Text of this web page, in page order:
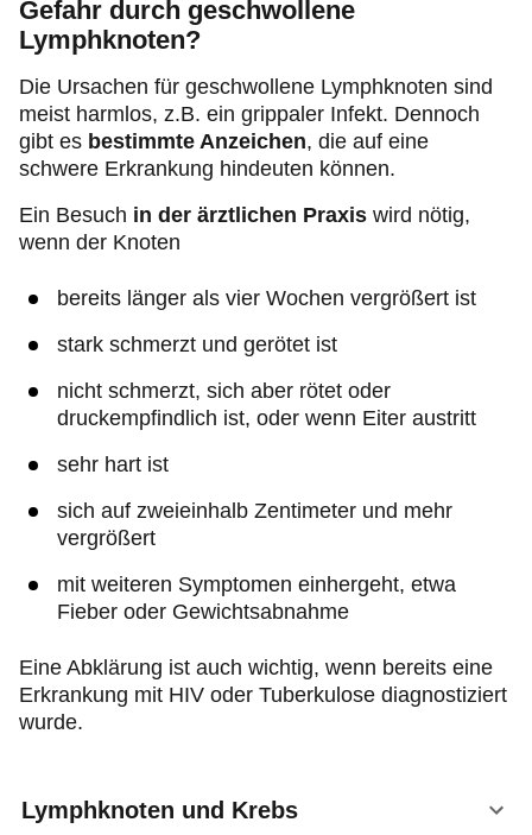
Gefahr durch geschwollene
Lymphknoten?
Die Ursachen für geschwollene Lymphknoten sind
meist harmlos, z.B. ein grippaler Infekt. Dennoch
gibt es bestimmte Anzeichen, die auf eine
schwere Erkrankung hindeuten können.
Ein Besuch in der ärztlichen Praxis wird nötig,
wenn der Knoten
bereits länger als vier Wochen vergrößert ist
stark schmerzt und gerötet ist
nicht schmerzt, sich aber rötet oder
druckempfindlich ist, oder wenn Eiter austritt
sehr hart ist
sich auf zweieinhalb Zentimeter und mehr
vergrößert
mit weiteren Symptomen einhergeht, etwa
Fieber oder Gewichtsabnahme
Eine Abklärung ist auch wichtig, wenn bereits eine
Erkrankung mit HIV oder Tuberkulose diagnostiziert
wurde.
Lymphknoten und Krebs